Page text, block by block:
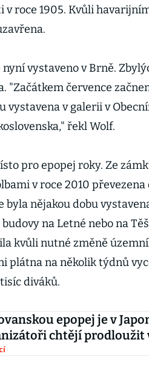
roce 1905. Kvůli
vystaveno v Brně.
"Začátkem července
vystavena v galerii v
řekl Wolf.
pro epopej roky. Ze
v roce 2010 převezena
byla nějakou dobu
na Letné nebo na
kvůli nutné změně
plátna na několik týdnů
diváků.
epopej je v
chtějí prodloužit